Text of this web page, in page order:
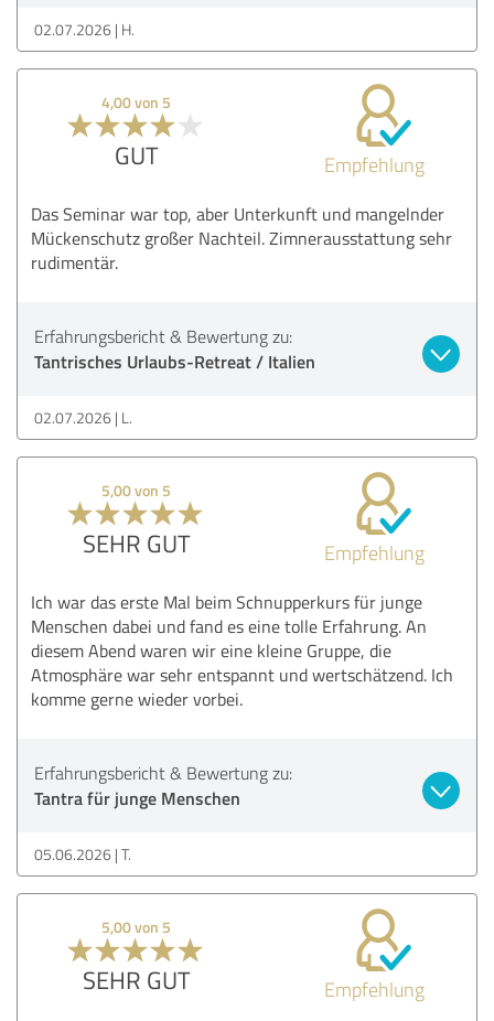
02.07.2026 H.
4,00 von 5
GUT Empfehlung
Das Seminar war top, aber Unterkunft und mangelnder
Mückenschutz großer Nachteil. Zimnerausstattung sehr
rudimentär.
Erfahrungsbericht & Bewertung zu:
Tantrisches Urlaubs-Retreat / Italien
02.07.2026 L.
5,00 von 5
SEHR GUT Empfehlung
Ich war das erste Mal beim Schnupperkurs für junge
Menschen dabei und fand es eine tolle Erfahrung. An
diesem Abend waren wir eine kleine Gruppe, die
Atmosphäre war sehr entspannt und wertschätzend. Ich
komme gerne wieder vorbei.
Erfahrungsbericht & Bewertung zu:
Tantra für junge Menschen
05.06.2026 T.
5,00 von 5
SEHR GUT Empfehlung